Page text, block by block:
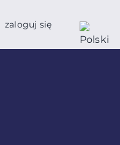
zaloguj się